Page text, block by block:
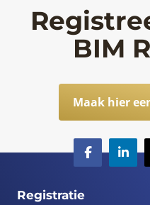
BIM
Maak hier
Registratie